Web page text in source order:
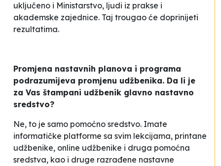
uključeno i Ministarstvo, ljudi iz prakse i
akademske zajednice. Taj trougao će doprinijeti
rezultatima.
Promjena nastavnih planova i programa
podrazumijeva promjenu udžbenika. Da li je
za Vas štampani udžbenik glavno nastavno
sredstvo?
Ne, to je samo pomoćno sredstvo. Imate
informatičke platforme sa svim lekcijama, printane
udžbenike, online udžbenike i druga pomoćna
sredstva, kao i druge razrađene nastavne